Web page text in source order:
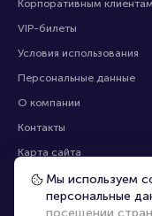
Корпоративным клиентам
VIP-билеты
Условия использования
Персональные данные
О компании
Контакты
Карта сайта
Управление cookies
Мы используем
персональные
посещении